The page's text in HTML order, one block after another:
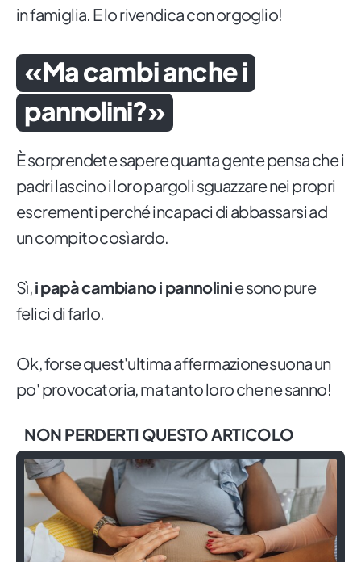
in famiglia. E lo rivendica con orgoglio!
«Ma cambi anche i
pannolini?»
È sorprendete sapere quanta gente pensa che i
padri lascino i loro pargoli sguazzare nei propri
escrementi perché incapaci di abbassarsi ad
un compito così ardo.
Sì,i papà cambiano i pannolinie sono pure
felici di farlo.
Ok, forse quest'ultima affermazione suona un
po' provocatoria, ma tanto loro che ne sanno!
NON PERDERTI QUESTO ARTICOLO